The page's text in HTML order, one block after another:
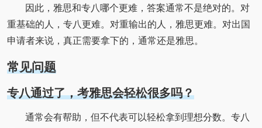
因此，雅思和专八哪个更难，答案通常不是绝对的。对
重基础的人，专八更难。对重输出的人，雅思更难。对出国
申请者来说，真正需要拿下的，通常还是雅思。
常见问题
专八通过了，考雅思会轻松很多吗？
通常会有帮助，但不代表可以轻松拿到理想分数。专八